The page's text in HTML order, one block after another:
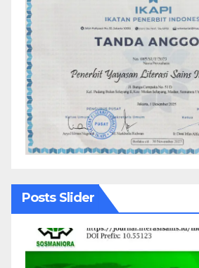
Posts Slider